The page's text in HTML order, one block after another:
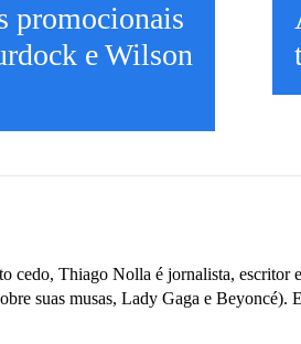
promocionais
e Wilson
cedo, Thiago Nolla é jornalista,
suas musas, Lady Gaga e